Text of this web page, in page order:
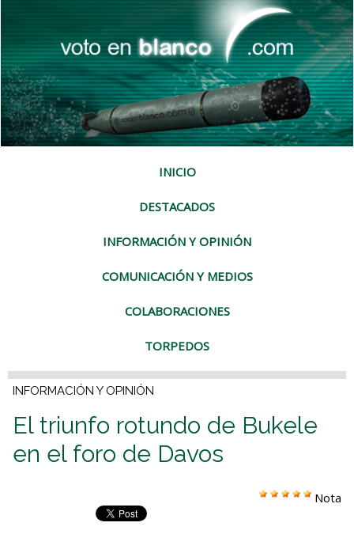
INICIO
DESTACADOS
INFORMACIÓN Y OPINIÓN
COMUNICACIÓN Y MEDIOS
COLABORACIONES
TORPEDOS
INFORMACIÓN Y OPINIÓN
El triunfo rotundo de Bukele
en el foro de Davos
Nota